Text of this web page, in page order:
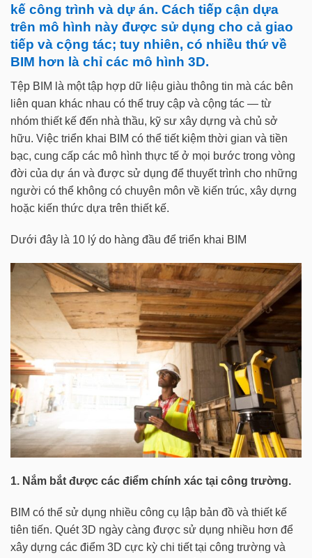
kế công trình và dự án. Cách tiếp cận dựa
trên mô hình này được sử dụng cho cả giao
tiếp và cộng tác; tuy nhiên, có nhiều thứ về
BIM hơn là chỉ các mô hình 3D.
Tệp BIM là một tập hợp dữ liệu giàu thông tin mà các bên
liên quan khác nhau có thể truy cập và cộng tác — từ
nhóm thiết kế đến nhà thầu, kỹ sư xây dựng và chủ sở
hữu. Việc triển khai BIM có thể tiết kiệm thời gian và tiền
bạc, cung cấp các mô hình thực tế ở mọi bước trong vòng
đời của dự án và được sử dụng để thuyết trình cho những
người có thể không có chuyên môn về kiến trúc, xây dựng
hoặc kiến thức dựa trên thiết kế.
Dưới đây là 10 lý do hàng đầu để triển khai BIM
1. Nắm bắt được các điểm chính xác tại công trường.
BIM có thể sử dụng nhiều công cụ lập bản đồ và thiết kế
tiên tiến. Quét 3D ngày càng được sử dụng nhiều hơn để
xây dựng các điểm 3D cực kỳ chi tiết tại công trường và